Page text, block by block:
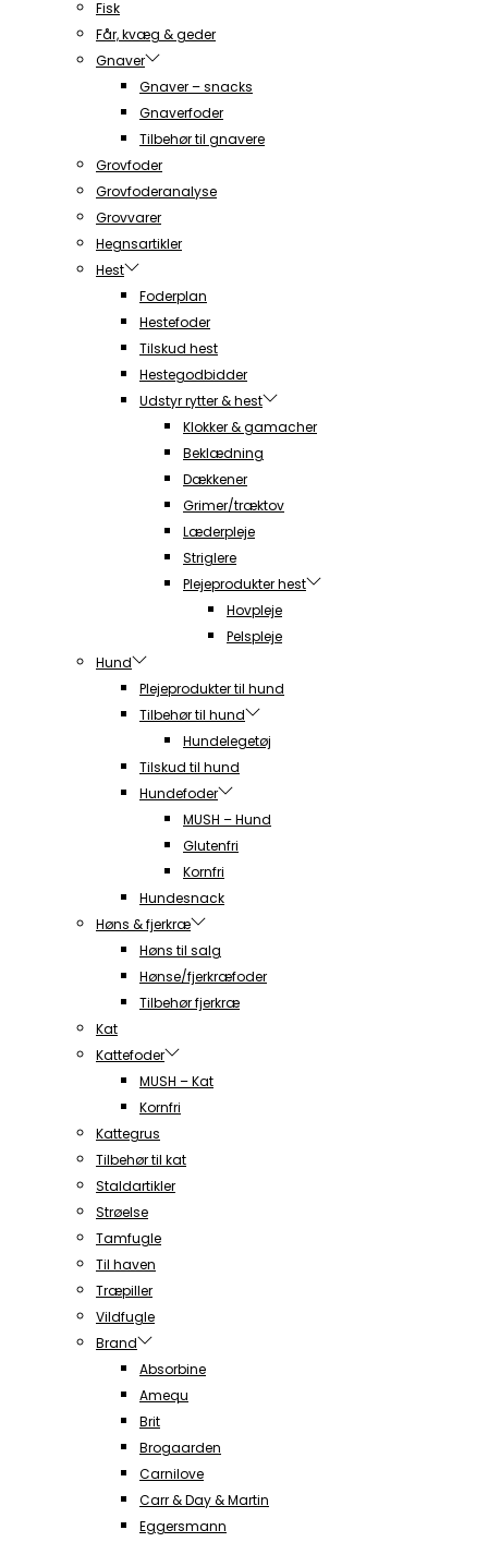
Fisk
Får, kvæg & geder
Gnaver
Gnaver – snacks
Gnaverfoder
Tilbehør til gnavere
Grovfoder
Grovfoderanalyse
Grovvarer
Hegnsartikler
Hest
Foderplan
Hestefoder
Tilskud hest
Hestegodbidder
Udstyr rytter & hest
Klokker & gamacher
Beklædning
Dækkener
Grimer/træktov
Læderpleje
Striglere
Plejeprodukter hest
Hovpleje
Pelspleje
Hund
Plejeprodukter til hund
Tilbehør til hund
Hundelegetøj
Tilskud til hund
Hundefoder
MUSH – Hund
Glutenfri
Kornfri
Hundesnack
Høns & fjerkræ
Høns til salg
Hønse/fjerkræfoder
Tilbehør fjerkræ
Kat
Kattefoder
MUSH – Kat
Kornfri
Kattegrus
Tilbehør til kat
Staldartikler
Strøelse
Tamfugle
Til haven
Træpiller
Vildfugle
Brand
Absorbine
Amequ
Brit
Brogaarden
Carnilove
Carr & Day & Martin
Eggersmann